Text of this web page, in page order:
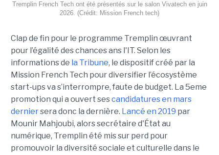
Tremplin French Tech ont été présentés sur le salon Vivatech en juin
2026. (Crédit: Mission French tech)
Clap de fin pour le programme Tremplin œuvrant
pour l’égalité des chances ans l'IT. Selon les
informations de la Tribune, le dispositif créé par la
Mission French Tech pour diversifier l’écosystème
start-ups va s’interrompre, faute de budget. La 5eme
promotion qui a ouvert sescandidatures en mars
derniersera donc la dernière. Lancé en 2019 par
Mounir Mahjoubi, alors secrétaire d'État au
numérique, Tremplin été mis sur perd pour
promouvoir la diversité sociale et culturelle dans le